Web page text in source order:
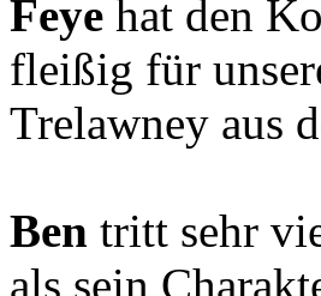
Feye hat den
fleißig für
Trelawney aus
Ben tritt sehr
als sein